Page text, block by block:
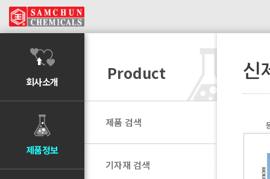
회사소개
제품정보
Product
제품 검색
기자재 검색
신